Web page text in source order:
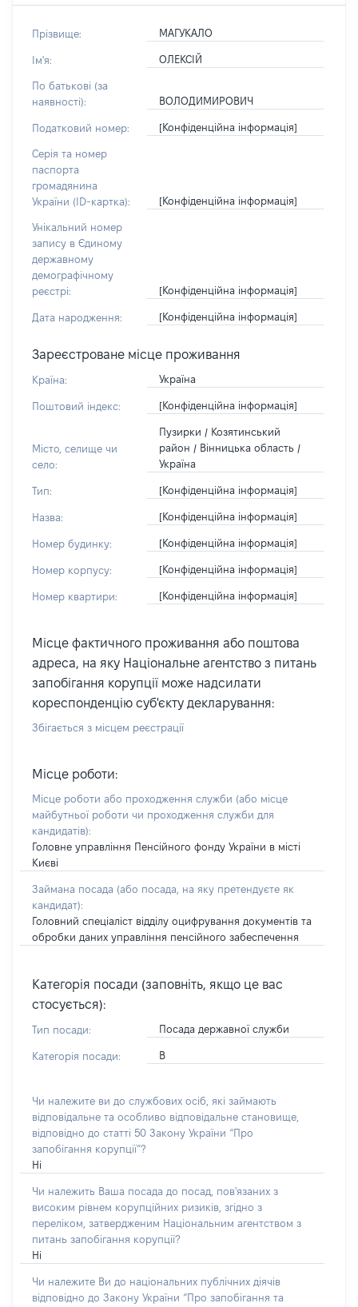
Прізвище: МАГУКАЛО
Ім'я: ОЛЕКСІЙ
По батькові (за
наявності):
ВОЛОДИМИРОВИЧ
Податковий номер: [Конфіденційна інформація]
Серія та номер
паспорта
громадянина
України (ID-картка):
[Конфіденційна інформація]
Унікальний номер
запису в Єдиному
державному
демографічному
реєстрі:
[Конфіденційна інформація]
Дата народження: [Конфіденційна інформація]
Зареєстроване місце проживання
Країна: Україна
Поштовий індекс: [Конфіденційна інформація]
Місто, селище чи
село:
Пузирки / Козятинський
район / Вінницька область /
Україна
Тип: [Конфіденційна інформація]
Назва: [Конфіденційна інформація]
Номер будинку: [Конфіденційна інформація]
Номер корпусу: [Конфіденційна інформація]
Номер квартири: [Конфіденційна інформація]
Місце фактичного проживання або поштова
адреса, на яку Національне агентство з питань
запобігання корупції може надсилати
кореспонденцію суб'єкту декларування:
Збігається з місцем реєстрації
Місце роботи:
Місце роботи або проходження служби (або місце
майбутньої роботи чи проходження служби для
кандидатів):
Головне управління Пенсійного фонду України в місті
Києві
Займана посада (або посада, на яку претендуєте як
кандидат):
Головний спеціаліст відділу оцифрування документів та
обробки даних управління пенсійного забеспечення
Категорія посади (заповніть, якщо це вас
стосується):
Тип посади: Посада державної служби
Категорія посади: В
Чи належите ви до службових осіб, які займають
відповідальне та особливо відповідальне становище,
відповідно до статті 50 Закону України “Про
запобігання корупції”?
Ні
Чи належить Ваша посада до посад, пов'язаних з
високим рівнем корупційних ризиків, згідно з
переліком, затвердженим Національним агентством з
питань запобігання корупції?
Ні
Чи належите Ви до національних публічних діячів
відповідно до Закону України “Про запобігання та